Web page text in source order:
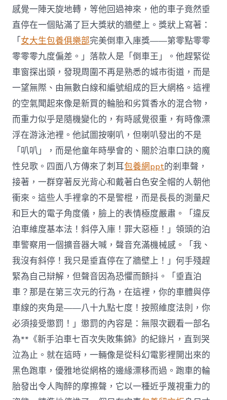
感覺一陣天旋地轉，等他回過神來，他的車子竟然垂
直停在一個貼滿了巨大獎狀的牆壁上。獎狀上寫著：
「女大生包養俱樂部完美倒車入庫獎——第零點零零
零零零九度偏差。」落款人是「倒車王」。他趕緊從
車窗探出頭，發現周圍不再是熟悉的城市街道，而是
一望無際、由無數白線和編號組成的巨大網格。這裡
的空氣聞起來像是新買的輪胎和劣質香水的混合物，
而重力似乎是隨機變化的，有時感覺很重，有時像漂
浮在游泳池裡。他試圖按喇叭，但喇叭發出的不是
「叭叭」，而是他童年時學會的、關於泊車口訣的魔
性兒歌。四面八方傳來了刺耳包養網ppt的剎車聲，
接著，一群穿著反光背心和戴著白色安全帽的人朝他
衝來。這些人手裡拿的不是警棍，而是長長的測量尺
和巨大的電子角度儀，臉上的表情極度嚴肅。「違反
泊車維度基本法！斜停入庫！罪大惡極！」領頭的泊
車警察用一個擴音器大喊，聲音充滿機械感。「我、
我沒有斜停！我只是垂直停在了牆壁上！」何手殘趕
緊為自己辯解，但聲音因為恐懼而顫抖。「垂直泊
車？那是在第三次元的行為，在這裡，你的車體與停
車線的夾角是——八十九點七度！按照維度法則，你
必須接受懲罰！」懲罰的內容是：無限次觀看一部名
為**《新手泊車七百次失敗集錦》的紀錄片，直到哭
泣為止。就在這時，一輛像是從科幻電影裡開出來的
黑色跑車，優雅地從網格的邊緣漂移而過。跑車的輪
胎發出令人陶醉的摩擦聲，它以一種近乎蔑視重力的